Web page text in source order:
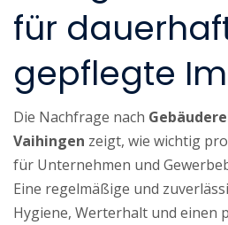
für
gepflegte
Die Nachfrage nach
Vaihingen zeigt, wie wichtig
für Unternehmen und
Eine regelmäßige und
Hygiene, Werterhalt und einen